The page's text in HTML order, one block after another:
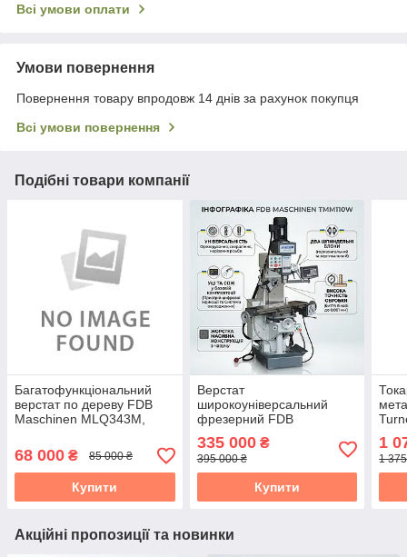
Всі умови оплати
Умови повернення
Повернення товару впродовж 14 днів за рахунок покупця
Всі умови повернення
Подібні товари компанії
Багатофункціональний
верстат по дереву FDB
Maschinen MLQ343М,
операцій
68 000 ₴ 85 000 ₴
Купити
Верстат
широкоуніверсальний
фрезерний FDB
380В, 850 кг
335 000₴
395 000 ₴
Купити
1
1
Акційні пропозиції та новинки